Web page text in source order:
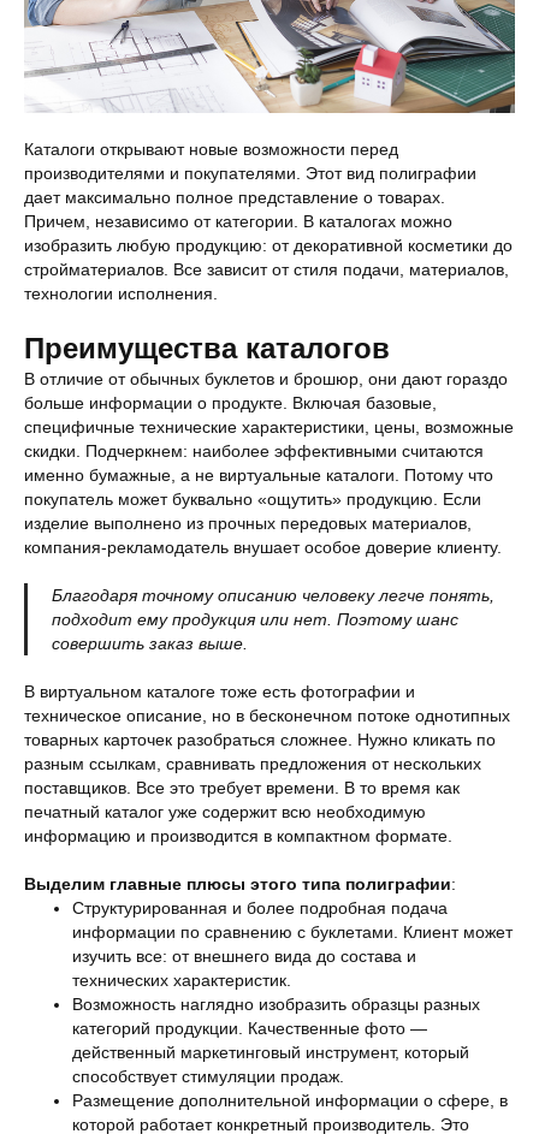
Каталоги открывают новые возможности перед
производителями и покупателями. Этот вид полиграфии
дает максимально полное представление о товарах.
Причем, независимо от категории. В каталогах можно
изобразить любую продукцию: от декоративной косметики до
стройматериалов. Все зависит от стиля подачи, материалов,
технологии исполнения.
Преимущества каталогов
В отличие от обычных буклетов и брошюр, они дают гораздо
больше информации о продукте. Включая базовые,
специфичные технические характеристики, цены, возможные
скидки. Подчеркнем: наиболее эффективными считаются
именно бумажные, а не виртуальные каталоги. Потому что
покупатель может буквально «ощутить» продукцию. Если
изделие выполнено из прочных передовых материалов,
компания-рекламодатель внушает особое доверие клиенту.
Благодаря точному описанию человеку легче понять,
подходит ему продукция или нет. Поэтому шанс
совершить заказ выше.
В виртуальном каталоге тоже есть фотографии и
техническое описание, но в бесконечном потоке однотипных
товарных карточек разобраться сложнее. Нужно кликать по
разным ссылкам, сравнивать предложения от нескольких
поставщиков. Все это требует времени. В то время как
печатный каталог уже содержит всю необходимую
информацию и производится в компактном формате.
Выделим главные плюсы этого типа полиграфии:
Структурированная и более подробная подача
информации по сравнению с буклетами. Клиент может
изучить все: от внешнего вида до состава и
технических характеристик.
Возможность наглядно изобразить образцы разных
категорий продукции. Качественные фото —
действенный маркетинговый инструмент, который
способствует стимуляции продаж.
Размещение дополнительной информации о сфере, в
которой работает конкретный производитель. Это